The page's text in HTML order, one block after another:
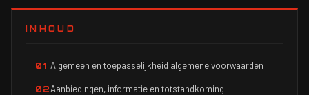
INHOUD
01 Algemeen en toepasselijkheid algemene voorwaarden
02Aanbiedingen, informatie en totstandkoming